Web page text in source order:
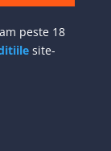
peste 18
site-